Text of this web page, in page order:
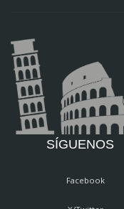
SÍGUENOS
Facebook